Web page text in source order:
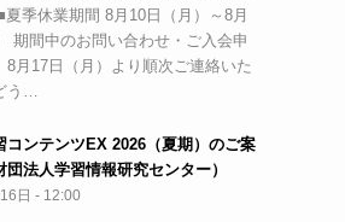
夏季休業期間 8月10日（月）～8月
期間中のお問い合わせ・ご入会申
8月17日（月）より順次ご連絡いた
う…
コンテンツEX 2026（夏期）のご案
団法人学習情報研究センター）
日 - 12:00